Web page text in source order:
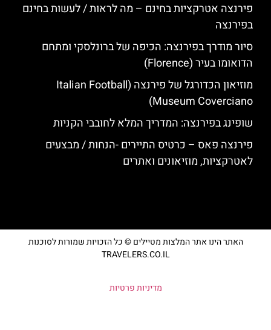
פירנצה אטרקציות בחינם – מה לראות / לעשות בחינם
בפירנצה
סיור מודרך בפירנצה: הכיפה של ברונלסקי ומתחם
הדואומו בעיר (Florence)
מוזיאון הכדורגל של פירנצה (Italian Football
Museum Coverciano)
שופינג בפירנצה: המדריך המלא לחובבי הקניות
פירנצה פאס – כרטיס התיירים -הנחות / מבצעים
לאטרקציות, מוזיאונים ואתרים
האתר הינו אתר המלצות מטיילים © כל הזכויות שמורות לסוכנות
TRAVELERS.CO.IL
מדיניות פרטיות